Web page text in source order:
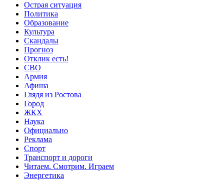
Острая ситуация
Политика
Образование
Культура
Скандалы
Прогноз
Отклик есть!
СВО
Армия
Афиша
Глядя из Ростова
Город
ЖКХ
Наука
Официально
Реклама
Спорт
Транспорт и дороги
Читаем. Смотрим. Играем
Энергетика